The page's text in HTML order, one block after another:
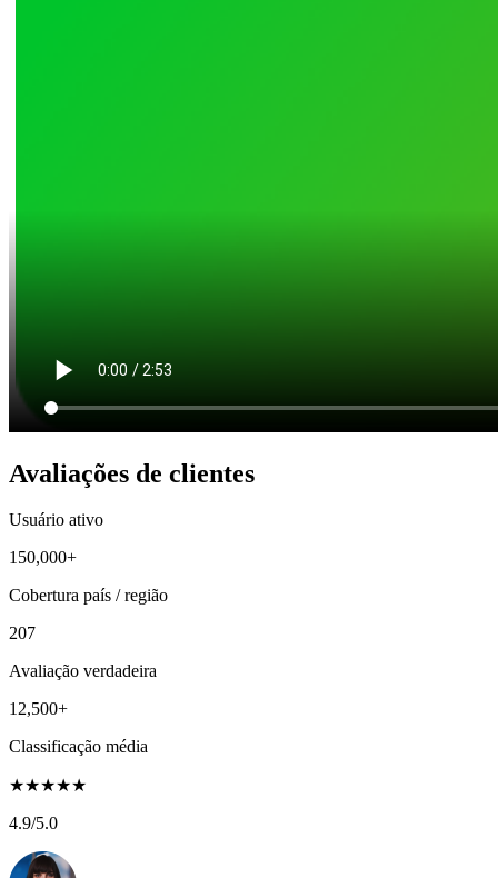
Avaliações de clientes
Usuário ativo
150,000+
Cobertura país / região
207
Avaliação verdadeira
12,500+
Classificação média
★★★★★
4.9/5.0